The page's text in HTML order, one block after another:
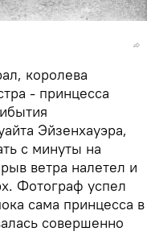
королева
- принцесса
Эйзенхауэра,
с минуты на
ветра налетел и
Фотограф успел
сама принцесса в
совершенно